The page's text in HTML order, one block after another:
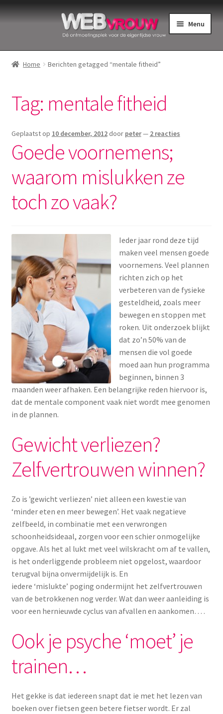
Ga
Ga
Menu
Home
Intiemverzorging
Menstruatiedisks
Menstruatiecups
Menstruatieondergoed
Menstruatiepijn
Menstruatiesponsjes
Seksualiteit
Tampons
Stimulatie, vibrators
Verzorgingsproducten
Wasbaar maandverband
Wasbare zoogcompressen
Oefenbroekjes – zindelijkheidstraining
Yoni eggs
Diverse
Contact
Home Berichten getagged “mentale fitheid”
Tag: mentale fitheid
Geplaatst op 10 december, 2012 door peter— 2 reacties
Goede voornemens;
waarom mislukken ze
toch zo vaak?
Ieder jaar rond deze tijd
maken veel mensen goede
voornemens. Veel plannen
richten zich op het
verbeteren van de fysieke
gesteldheid, zoals meer
bewegen en stoppen met
roken. Uit onderzoek blijkt
dat zo’n 50% van de
mensen die vol goede
moed aan hun programma
beginnen, binnen 3
maanden weer afhaken. Een belangrijke reden hiervoor is,
dat de mentale component vaak niet wordt mee genomen
in de plannen.
Gewicht verliezen?
Zelfvertrouwen winnen?
Zo is ’gewicht verliezen’ niet alleen een kwestie van
‘minder eten en meer bewegen’. Het vaak negatieve
zelfbeeld, in combinatie met een verwrongen
schoonheidsideaal, zorgen voor een schier onmogelijke
opgave. Als het al lukt met veel wilskracht om af te vallen,
is het onderliggende probleem niet opgelost, waardoor
terugval bijna onvermijdelijk is. En
iedere ‘mislukte’ poging ondermijnt het zelfvertrouwen
van de betrokkenen nog verder. Wat dan weer aanleiding is
voor een hernieuwde cyclus van afvallen en aankomen… .
Ook je psyche ‘moet’ je
trainen…
Het gekke is dat iedereen snapt dat ie met het lezen van
boeken over fietsen geen betere fietser wordt. Er zal